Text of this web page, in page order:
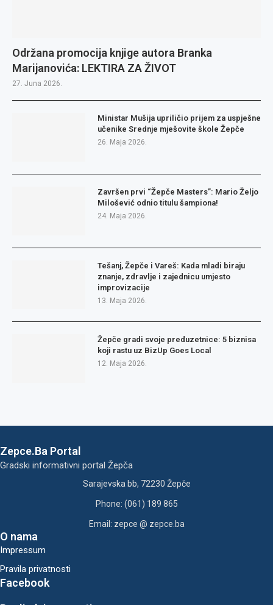
Održana promocija knjige autora Branka
Marijanovića: LEKTIRA ZA ŽIVOT
27. Juna 2026.
Ministar Mušija upriličio prijem za uspješne
učenike Srednje mješovite škole Žepče
26. Maja 2026.
Završen prvi “Žepče Masters”: Mario Željo
Milošević odnio titulu šampiona!
24. Maja 2026.
Tešanj, Žepče i Vareš: Kada mladi biraju
znanje, zdravlje i zajednicu umjesto
improvizacije
13. Maja 2026.
Žepče gradi svoje preduzetnice: 5 biznisa
koji rastu uz BizUp Goes Local
12. Maja 2026.
Zepce.Ba Portal
Gradski informativni portal Žepča
Sarajevska bb, 72230 Žepče
Phone: (061) 189 865
Email: zepce @ zepce.ba
O nama
Impressum
Pravila privatnosti
Facebook